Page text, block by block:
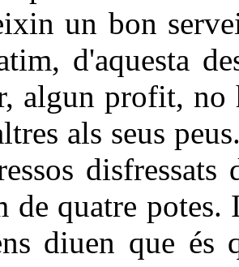
un bon
d'aquesta
algun profit,
als seus
de quatre
diuen que és